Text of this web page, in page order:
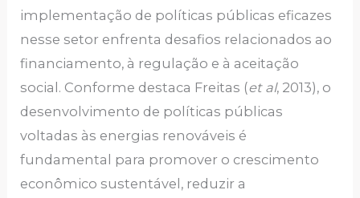
implementação de políticas públicas eficazes
nesse setor enfrenta desafios relacionados ao
financiamento, à regulação e à aceitação
social. Conforme destaca Freitas (et al, 2013), o
desenvolvimento de políticas públicas
voltadas às energias renováveis é
fundamental para promover o crescimento
econômico sustentável, reduzir a